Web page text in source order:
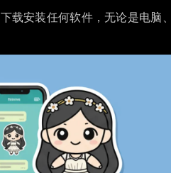
安装任何软件，无论是电